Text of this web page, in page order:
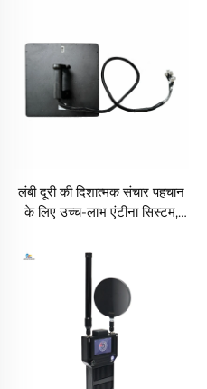
लंबी दूरी की दिशात्मक संचार पहचान
के लिए उच्च-लाभ एंटीना सिस्टम,
प्रभावी आवृत्ति सुरक्षा, यूएवी संकेत